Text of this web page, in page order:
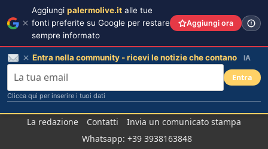
La redazione Contatti
Invia un comunicato stampa
Whatsapp: +39 3938163848
Aggiungi palermolive.it alle tue
fonti preferite su Google per restare
sempre informato
Aggiungi ora
Entra nella community - ricevi le notizie che contano IA
Entra
Clicca qui per inserire i tuoi dati